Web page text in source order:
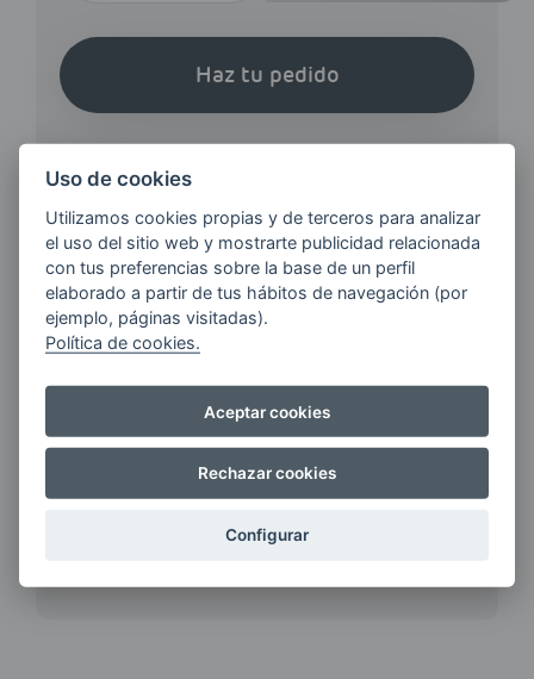
Haz tu pedido
¿QUIERES ESTAR AL DÍA DE
LAS
ÚLTIMAS NOVEDADES?
ENERGIAS por cualquier medio, incluido
Uso de cookies
Utilizamos cookies propias y de terceros para analizar
el uso del sitio web y mostrarte publicidad relacionada
con tus preferencias sobre la base de un perfil
elaborado a partir de tus hábitos de navegación (por
ejemplo, páginas visitadas).
Política de cookies.
Aceptar cookies
Rechazar cookies
Configurar